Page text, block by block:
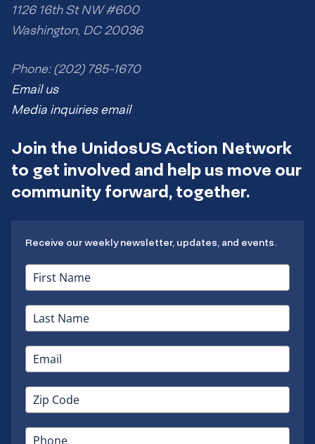
1126 16th St NW #600
Washington, DC 20036
Phone: (202) 785-1670
Email us
Media inquiries email
Join the UnidosUS Action Network
to get involved and help us move our
community forward, together.
Receive our weekly newsletter, updates, and events.